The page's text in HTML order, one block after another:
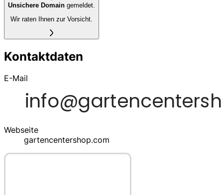
Unsichere Domain gemeldet.
Wir raten Ihnen zur Vorsicht.
Kontaktdaten
E-Mail
Webseite
gartencentershop.com